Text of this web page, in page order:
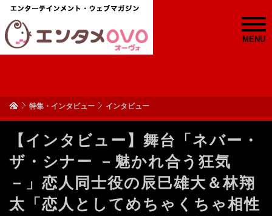
MENU
特集・インタビュー インタビュー
【インタビュー】舞台「ネバー・
ザ・シナー －魅かれ合う狂気
－」恋人同士役の辰巳雄大＆林翔
太「恋人としてめちゃくちゃ相性